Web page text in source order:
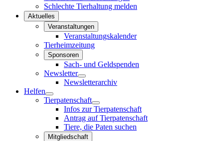
Schlechte Tierhaltung melden
Aktuelles
Veranstaltungen
Veranstaltungskalender
Tierheimzeitung
Sponsoren
Sach- und Geldspenden
Newsletter
Newsletterarchiv
Helfen
Tierpatenschaft
Infos zur Tierpatenschaft
Antrag auf Tierpatenschaft
Tiere, die Paten suchen
Mitgliedschaft